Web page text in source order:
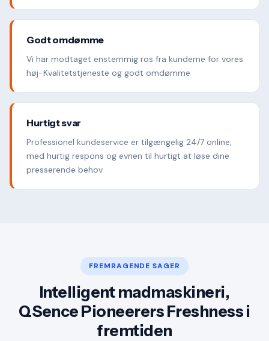
Godt omdømme
Vi har modtaget enstemmig ros fra kunderne for vores
høj-Kvalitetstjeneste og godt omdømme
Hurtigt svar
Professionel kundeservice er tilgængelig 24/7 online,
med hurtig respons og evnen til hurtigt at løse dine
presserende behov
FREMRAGENDE SAGER
Intelligent madmaskineri,
QSence Pioneerers Freshness i
fremtiden